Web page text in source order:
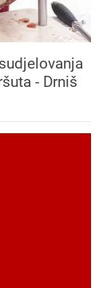
- Drniš